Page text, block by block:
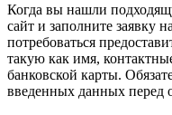
Когда вы нашли
сайт и заполните заявку
потребоваться
такую как имя,
банковской карты.
введенных данных перед